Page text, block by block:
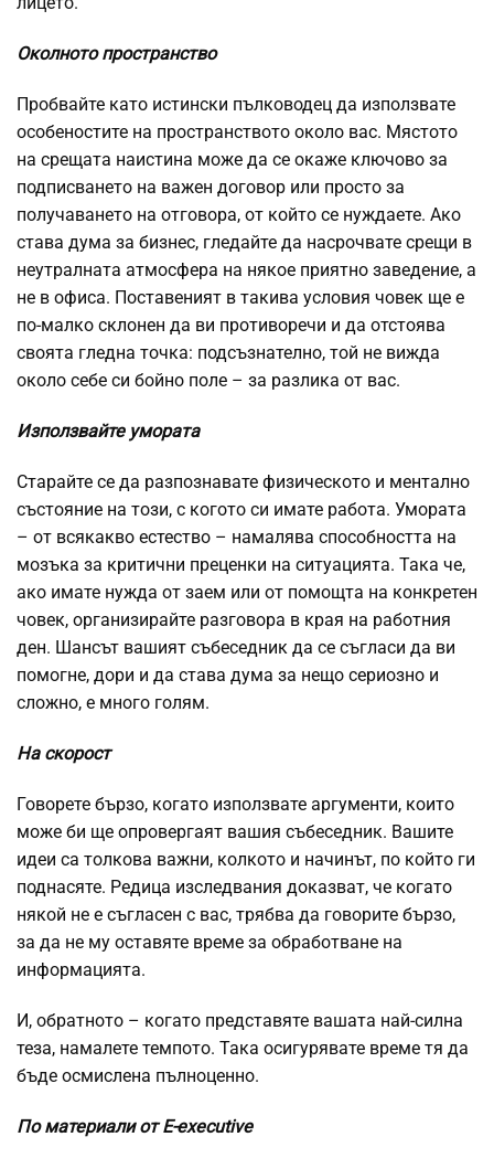
Околното пространство
Пробвайте като истински пълководец да използвате
особеностите на пространството около вас. Мястото
на срещата наистина може да се окаже ключово за
подписването на важен договор или просто за
получаването на отговора, от който се нуждаете. Ако
става дума за бизнес, гледайте да насрочвате срещи в
неутралната атмосфера на някое приятно заведение, а
не в офиса. Поставеният в такива условия човек ще е
по-малко склонен да ви противоречи и да отстоява
своята гледна точка: подсъзнателно, той не вижда
около себе си бойно поле – за разлика от вас.
Използвайте умората
Старайте се да разпознавате физическото и ментално
състояние на този, с когото си имате работа. Умората
– от всякакво естество – намалява способността на
мозъка за критични преценки на ситуацията. Така че,
ако имате нужда от заем или от помощта на конкретен
човек, организирайте разговора в края на работния
ден. Шансът вашият събеседник да се съгласи да ви
помогне, дори и да става дума за нещо сериозно и
сложно, е много голям.
На скорост
Говорете бързо, когато използвате аргументи, които
може би ще опровергаят вашия събеседник. Вашите
идеи са толкова важни, колкото и начинът, по който ги
поднасяте. Редица изследвания доказват, че когато
някой не е съгласен с вас, трябва да говорите бързо,
за да не му оставяте време за обработване на
информацията.
И, обратното – когато представяте вашата най-силна
теза, намалете темпото. Така осигурявате време тя да
бъде осмислена пълноценно.
По материали от E-executive